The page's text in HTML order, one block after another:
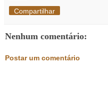
Compartilhar
Nenhum comentário:
Postar um comentário